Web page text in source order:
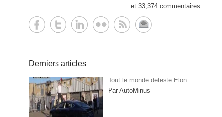
et 33,374 commentaires
Derniers articles
Tout le monde déteste Elon
Par AutoMinus